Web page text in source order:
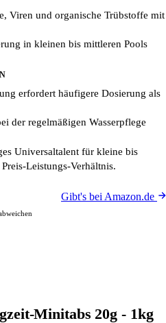
Viren und organische Trübstoffe mit
in kleinen bis mittleren Pools
erfordert häufigere Dosierung als
der regelmäßigen Wasserpflege
Universaltalent für kleine bis
Leistungs-Verhältnis.
Gibt's bei Amazon.de
Minitabs 20g - 1kg